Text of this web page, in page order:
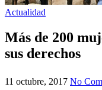
Actualidad
Más de 200
sus derechos
11 octubre, 2017 No